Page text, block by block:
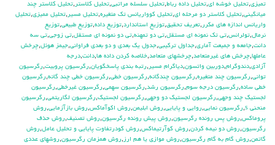
تميزي,تحليل خوشه اي,تحليل داده رباط,تحليل سلسله مراتبي,تحليل كلاستر ,تحليل كلاستر چند
ميانگيني,تحليل كلاستر دو مرحله اي,تحليل كوواريانس تك متغيره,تحليل مسير ,تحليل مميزي,تحليل
واريانس اندازه هاي مكرر ,تعريف تحقيق,توزيع استاندارد,توزيع داده,توزيع طبيعي,توزيع
نرمال,تولرانس,تي تک نمونه اي مستقل,تي دو تمهنه,تي دو نمونه اي مستقل,تي زوجي,تي سه
دانت,جامعه و جميعت آماري,جداول تركيبي,جدول يك بعدي و دو بعدي فراواني,جيمز هوئل,چرخش
عاملها,چرخش هاي غيرمتعامد,چرخشهاي متعامد,خلاصه كردن داده ها,دانت,درجه
آزادي,دندوگرام,دوربين واتسون,دياگرام مسير ,رتبه بندي پاسخگويان,رگرسيون پروبيت,رگرسيون
تواني,رگرسيون چند متغيره,رگرسيون چندگانه,رگرسيون خطي,رگرسيون خطي چند گانه,رگرسيون
خطي ساده,رگرسيون درجه سوم,رگرسيون رشد,رگرسيون سهمي,رگرسيون غيرخطي,رگرسيون
لجستيك چند وجهي,رگرسيون لجستيك دو وجهي,رگرسيون لجستيک,رگرسيون لگاريتمي,رگرسيون
منحني s
,رگرسيون نمايي,روايي و پايايي,روش ابليمن,روش اكوآماكس,روش بازآزمايي,روش
پروماكس,روش پس رونده رگرسيون,روش پيش رونده رگرسيون,روش تصنيف,روش حذف
رگرسيون,روش دو نيمه كردن,روش كوآرتيماكس,روش كودرتفاوت پايايي و تحليل عامل,روش
گاتمن,روش گام به گام رگرسيون,روش موازي يا هم ارز ,روش همزمان رگرسيون,روشهاي عددي